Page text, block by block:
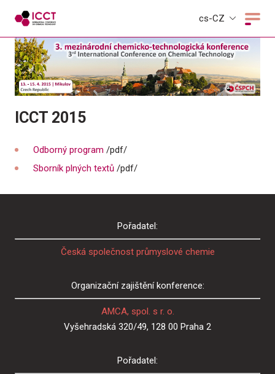
cs-CZ
ICCT 2015
Odborný program /pdf/
Sborník plných textů /pdf/
Pořadatel:
Česká společnost průmyslové chemie
Organizační zajištění konference:
AMCA, spol. s r. o.
Vyšehradská 320/49, 128 00 Praha 2
Pořadatel: